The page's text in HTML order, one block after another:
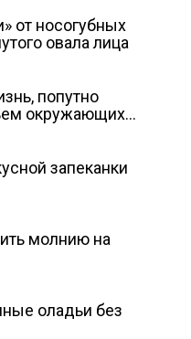
от носогубных
овала лица
попутно
окружающих…
запеканки
молнию на
оладьи без